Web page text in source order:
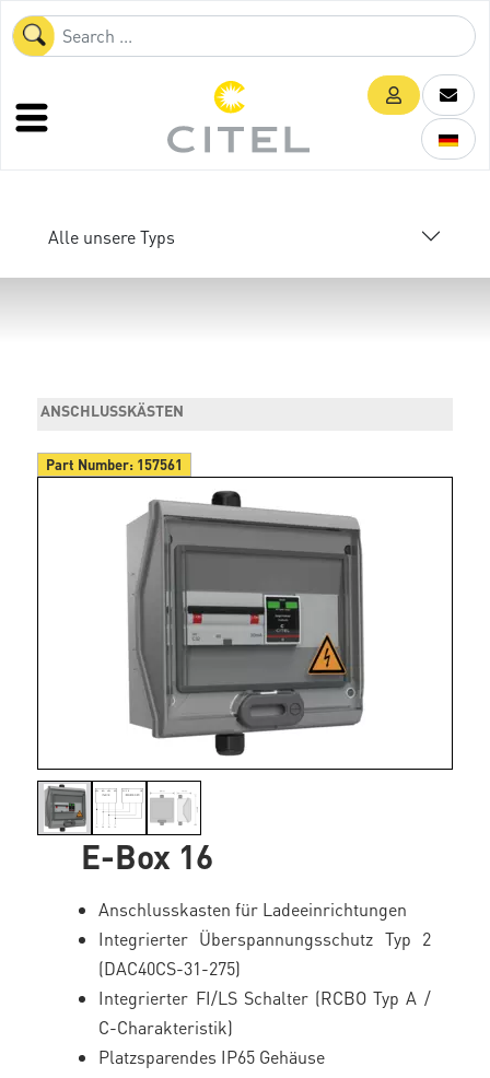
Alle unsere Typs
ANSCHLUSSKÄSTEN
Part Number: 157561
E-Box 16
Anschlusskasten für Ladeeinrichtungen
Integrierter Überspannungsschutz Typ 2
(DAC40CS-31-275)
Integrierter FI/LS Schalter (RCBO Typ A /
C-Charakteristik)
Platzsparendes IP65 Gehäuse